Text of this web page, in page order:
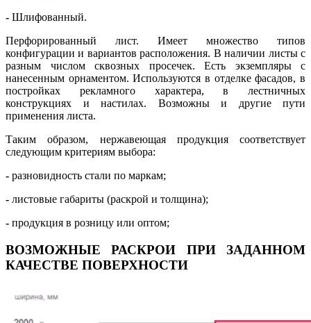
- Шлифованный.
Перфорированный лист. Имеет множество типов
конфигурации и вариантов расположения. В наличии листы с
разным числом сквозных просечек. Есть экземпляры с
нанесенным орнаментом. Используются в отделке фасадов, в
постройках рекламного характера, в лестничных
конструкциях и настилах. Возможны и другие пути
применения листа.
Таким образом, нержавеющая продукция соответствует
следующим критериям выбора:
- разновидность стали по маркам;
- листовые габариты (раскрой и толщина);
- продукция в розницу или оптом;
ВОЗМОЖНЫЕ РАСКРОИ ПРИ ЗАДАННОМ
КАЧЕСТВЕ ПОВЕРХНОСТИ